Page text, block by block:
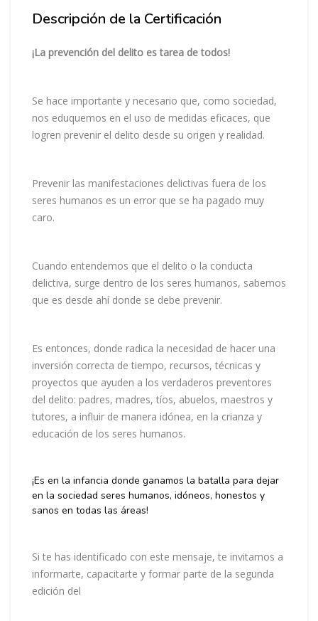
Descripción de la Certificación
¡La prevención del delito es tarea de todos!
Se hace importante y necesario que, como sociedad,
nos eduquemos en el uso de medidas eficaces, que
logren prevenir el delito desde su origen y realidad.
Prevenir las manifestaciones delictivas fuera de los
seres humanos es un error que se ha pagado muy
caro.
Cuando entendemos que el delito o la conducta
delictiva, surge dentro de los seres humanos, sabemos
que es desde ahí donde se debe prevenir.
Es entonces, donde radica la necesidad de hacer una
inversión correcta de tiempo, recursos, técnicas y
proyectos que ayuden a los verdaderos preventores
del delito: padres, madres, tíos, abuelos, maestros y
tutores, a influir de manera idónea, en la crianza y
educación de los seres humanos.
¡Es en la infancia donde ganamos la batalla para dejar
en la sociedad seres humanos, idóneos, honestos y
sanos en todas las áreas!
Si te has identificado con este mensaje, te invitamos a
informarte, capacitarte y formar parte de la segunda
edición del